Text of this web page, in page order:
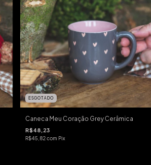
ESGOTADO
Caneca Meu Coração Grey Cerâmica
R$48,23
R$45,82 com Pix